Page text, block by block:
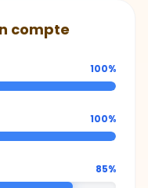
compte
100%
100%
85%